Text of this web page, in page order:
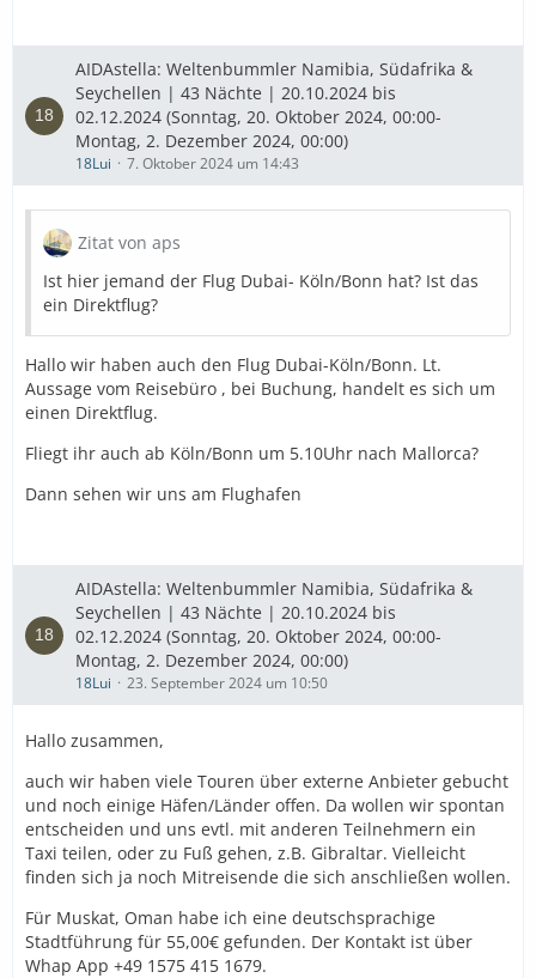
AIDAstella: Weltenbummler Namibia, Südafrika &
Seychellen | 43 Nächte | 20.10.2024 bis
02.12.2024 (Sonntag, 20. Oktober 2024, 00:00-
Montag, 2. Dezember 2024, 00:00)
18Lui 7. Oktober 2024 um 14:43
Zitat von aps
Ist hier jemand der Flug Dubai- Köln/Bonn hat? Ist das
ein Direktflug?
Hallo wir haben auch den Flug Dubai-Köln/Bonn. Lt.
Aussage vom Reisebüro , bei Buchung, handelt es sich um
einen Direktflug.
Fliegt ihr auch ab Köln/Bonn um 5.10Uhr nach Mallorca?
Dann sehen wir uns am Flughafen
AIDAstella: Weltenbummler Namibia, Südafrika &
Seychellen | 43 Nächte | 20.10.2024 bis
02.12.2024 (Sonntag, 20. Oktober 2024, 00:00-
Montag, 2. Dezember 2024, 00:00)
18Lui 23. September 2024 um 10:50
Hallo zusammen,
auch wir haben viele Touren über externe Anbieter gebucht
und noch einige Häfen/Länder offen. Da wollen wir spontan
entscheiden und uns evtl. mit anderen Teilnehmern ein
Taxi teilen, oder zu Fuß gehen, z.B. Gibraltar. Vielleicht
finden sich ja noch Mitreisende die sich anschließen wollen.
Für Muskat, Oman habe ich eine deutschsprachige
Stadtführung für 55,00€ gefunden. Der Kontakt ist über
Whap App +49 1575 415 1679.